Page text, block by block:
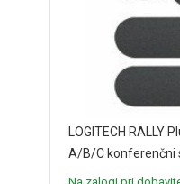
LOGITECH RALLY
A/B/C konferenčni